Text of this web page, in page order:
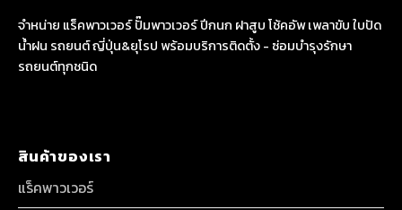
จำหน่าย แร็คพาวเวอร์ ปั๊มพาวเวอร์ ปีกนก ฝาสูบ โช้คอัพ เพลาขับ ใบปัด
น้ำฝน รถยนต์ ญี่ปุ่น&ยุโรป พร้อมบริการติดตั้ง - ซ่อมบำรุงรักษา
รถยนต์ทุกชนิด
สินค้าของเรา
แร็คพาวเวอร์